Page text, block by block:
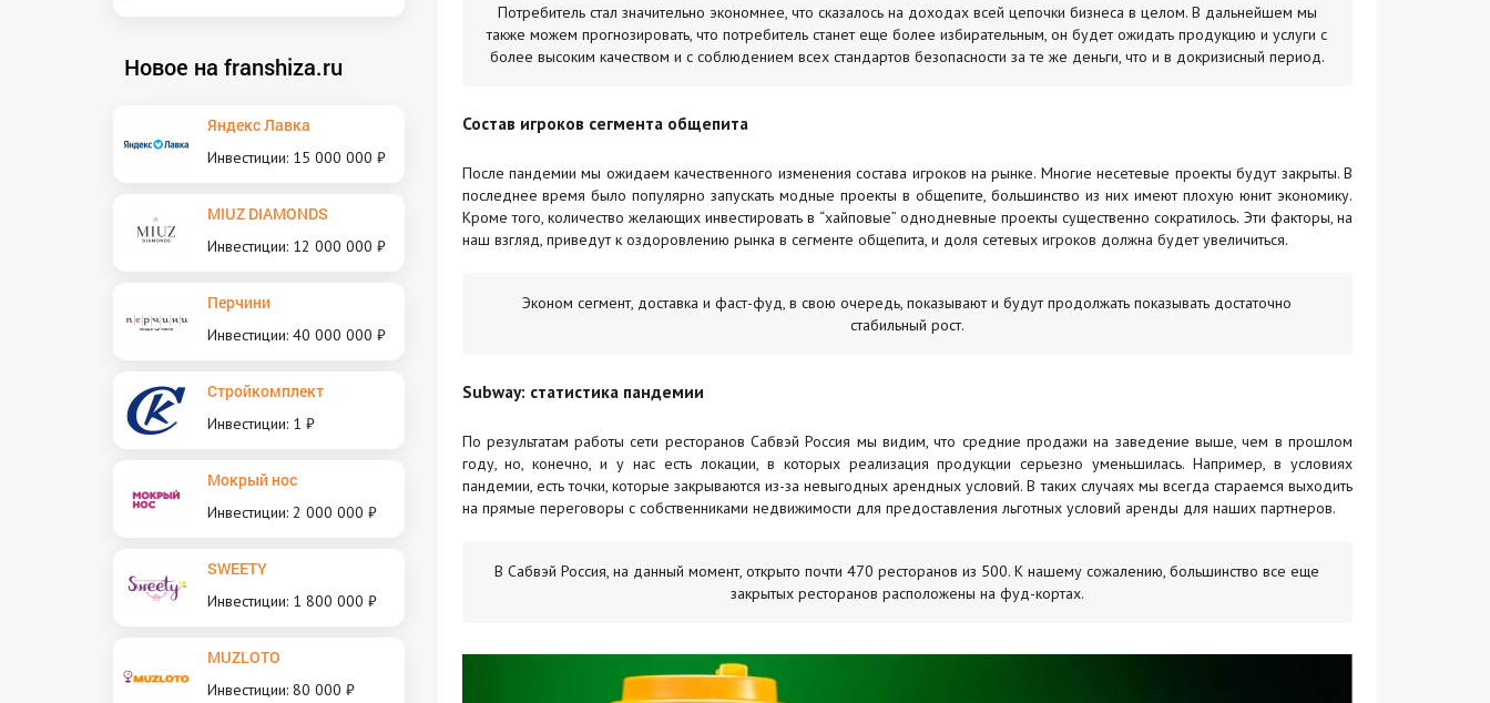
Потребитель стал значительно экономнее, что сказалось на доходах всей цепочки бизнеса в целом. В дальнейшем мы
также можем прогнозировать, что потребитель станет еще более избирательным, он будет ожидать продукцию и услуги с
более высоким качеством и с соблюдением всех стандартов безопасности за те же деньги, что и в докризисный период.
Состав игроков сегмента общепита
После пандемии мы ожидаем качественного изменения состава игроков на рынке. Многие несетевые проекты будут закрыты. В
последнее время было популярно запускать модные проекты в общепите, большинство из них имеют плохую юнит экономику.
Кроме того, количество желающих инвестировать в “хайповые” однодневные проекты существенно сократилось. Эти факторы, на
наш взгляд, приведут к оздоровлению рынка в сегменте общепита, и доля сетевых игроков должна будет увеличиться.
Эконом сегмент, доставка и фаст-фуд, в свою очередь, показывают и будут продолжать показывать достаточно
стабильный рост.
Subway: статистика пандемии
По результатам работы сети ресторанов Сабвэй Россия мы видим, что средние продажи на заведение выше, чем в прошлом
году, но, конечно, и у нас есть локации, в которых реализация продукции серьезно уменьшилась. Например, в условиях
пандемии, есть точки, которые закрываются из-за невыгодных арендных условий. В таких случаях мы всегда стараемся выходить
на прямые переговоры с собственниками недвижимости для предоставления льготных условий аренды для наших партнеров.
В Сабвэй Россия, на данный момент, открыто почти 470 ресторанов из 500. К нашему сожалению, большинство все еще
закрытых ресторанов расположены на фуд-кортах.
Новое на franshiza.ru
Яндекс Лавка
Инвестиции: 15 000 000 ₽
MIUZ DIAMONDS
Инвестиции: 12 000 000 ₽
Перчини
Инвестиции: 40 000 000 ₽
Стройкомплект
Инвестиции: 1 ₽
Мокрый нос
Инвестиции: 2 000 000 ₽
SWEETY
Инвестиции: 1 800 000 ₽
MUZLOTO
Инвестиции: 80 000 ₽